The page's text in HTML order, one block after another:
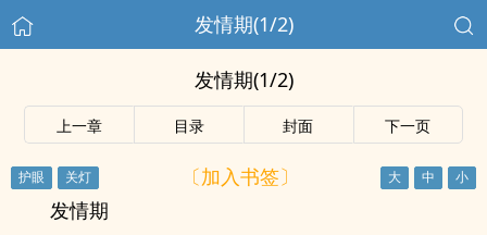
发情期(1/2)
发情期(1/2)
上一章 目录 封面 下一页
〔加入书签〕
发情期